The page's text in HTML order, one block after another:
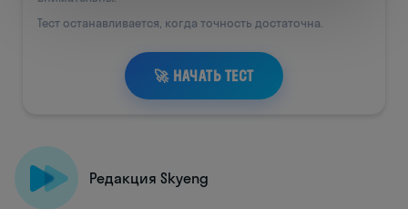
Редакция Skyeng